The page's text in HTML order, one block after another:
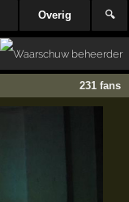
Overig 🔍
231 fans